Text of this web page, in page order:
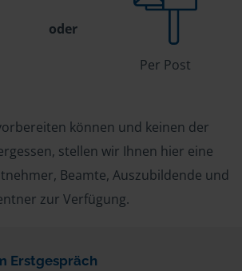
oder
Per Post
können und keinen der
stellen wir Ihnen hier eine
Beamte, Auszubildende und
zur Verfügung.
Erstgespräch